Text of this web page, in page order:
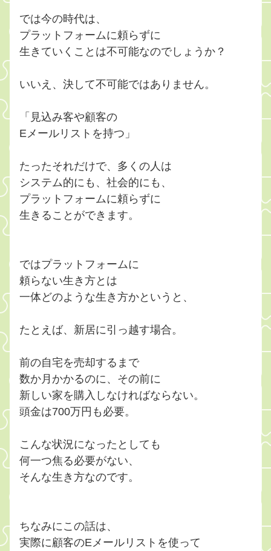
では今の時代は、
プラットフォームに頼らずに
生きていくことは不可能なのでしょうか？
いいえ、決して不可能ではありません。
「見込み客や顧客の
Eメールリストを持つ」
たったそれだけで、多くの人は
システム的にも、社会的にも、
プラットフォームに頼らずに
生きることができます。
ではプラットフォームに
頼らない生き方とは
一体どのような生き方かというと、
たとえば、新居に引っ越す場合。
前の自宅を売却するまで
数か月かかるのに、その前に
新しい家を購入しなければならない。
頭金は700万円も必要。
こんな状況になったとしても
何一つ焦る必要がない、
そんな生き方なのです。
ちなみにこの話は、
実際に顧客のEメールリストを使って